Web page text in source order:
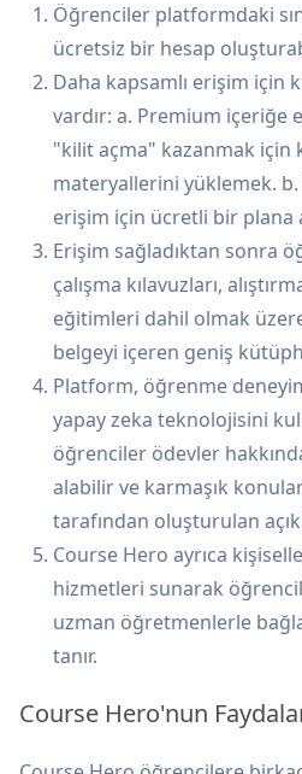
Öğrenciler platformdaki
ücretsiz bir hesap
Daha kapsamlı erişim için
vardır: a. Premium içeriğe
"kilit açma" kazanmak için
materyallerini yüklemek. b.
erişim için ücretli bir plana
Erişim sağladıktan sonra
çalışma kılavuzları,
eğitimleri dahil olmak
belgeyi içeren geniş
Platform, öğrenme
yapay zeka teknolojisini
öğrenciler ödevler
alabilir ve karmaşık
tarafından oluşturulan
Course Hero ayrıca
hizmetleri sunarak
uzman öğretmenlerle
tanır.
Course Hero'nun